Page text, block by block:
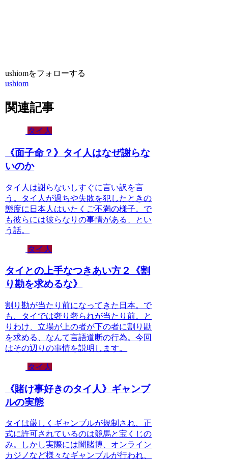
ushiomをフォローする
ushiom
関連記事
タイ人
《面子命？》タイ人はなぜ謝らな
いのか
タイ人は謝らないしすぐに言い訳を言
う。タイ人が過ちや失敗を犯したときの
態度に日本人はいたくご不満の様子。で
も彼らには彼らなりの事情がある、とい
う話。
タイ人
タイとの上手なつきあい方２《割
り勘を求めるな》
割り勘が当たり前になってきた日本。で
も、タイでは奢り奢られが当たり前。と
りわけ、立場が上の者が下の者に割り勘
を求める、なんて言語道断の行為。今回
はその辺りの事情を説明します。
タイ人
《賭け事好きのタイ人》ギャンブ
ルの実態
タイは厳しくギャンブルが規制され、正
式に許可されているのは競馬と宝くじの
み。しかし実際には闇賭博、オンライン
カジノなど様々なギャンブルが行われ、